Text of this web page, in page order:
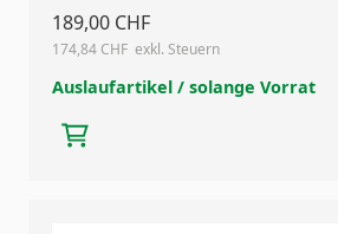
189,00 CHF
174,84 CHF
Auslaufartikel / solange Vorrat